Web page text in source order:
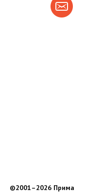
©2001–2026 Прима